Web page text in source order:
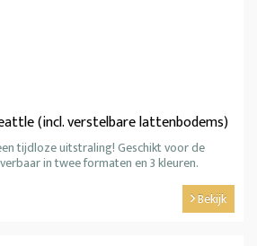
(incl. verstelbare lattenbodems)
tijdloze uitstraling! Geschikt voor de
in twee formaten en 3 kleuren.
Bekijk